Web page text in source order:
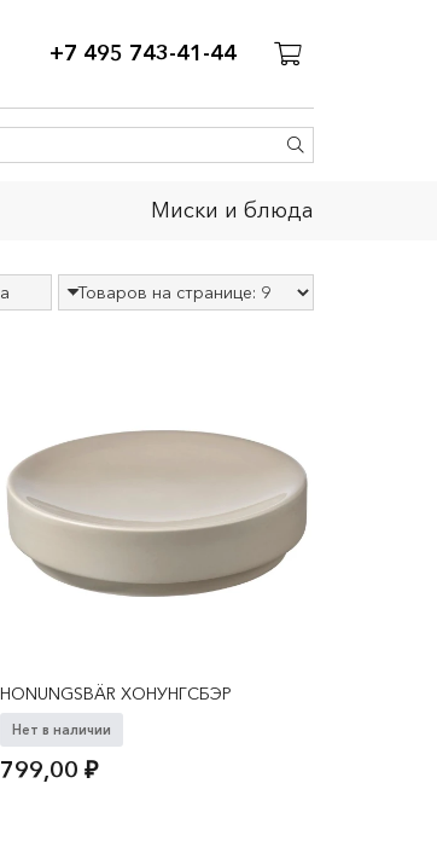
+7 495 743-41-44
Миски и блюда
HONUNGSBÄR ХОНУНГСБЭР
Нет в наличии
799,00₽